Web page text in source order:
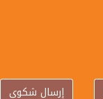
إرسال شكوي